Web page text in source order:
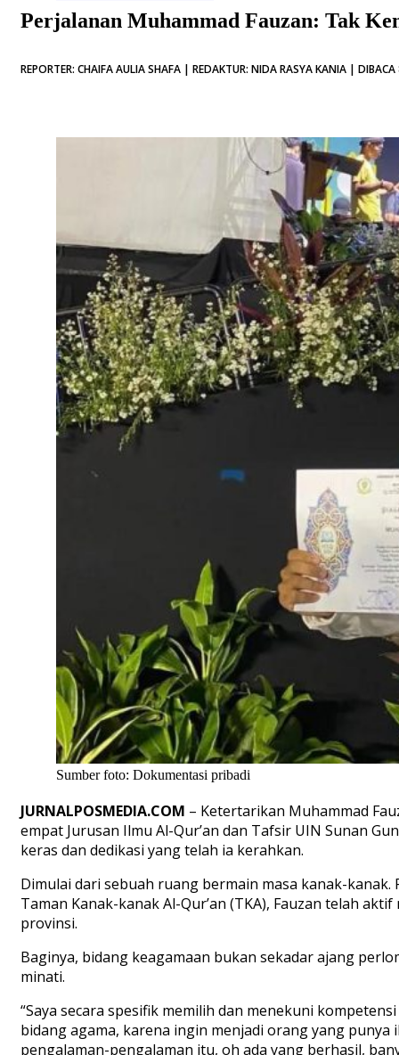
Perjalanan Muhammad Fauzan: Tak
REPORTER: CHAIFA AULIA SHAFA | REDAKTUR: NIDA RASYA KANIA |
Sumber foto: Dokumentasi pribadi
JURNALPOSMEDIA.COM – Ketertarikan Muhammad
empat Jurusan Ilmu Al-Qur’an dan Tafsir UIN Sunan
keras dan dedikasi yang telah ia kerahkan.
Dimulai dari sebuah ruang bermain masa kanak-
Taman Kanak-kanak Al-Qur’an (TKA), Fauzan telah
provinsi.
Baginya, bidang keagamaan bukan sekadar ajang
minati.
“Saya secara spesifik memilih dan menekuni
bidang agama, karena ingin menjadi orang yang
pengalaman-pengalaman itu, oh ada yang berhasil,